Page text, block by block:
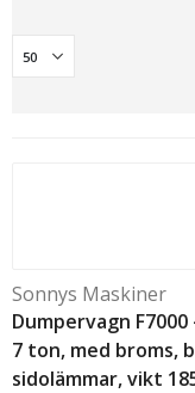
Sonnys Maskiner
Dumpervagn
7 ton, med broms,
sidolämmar, vikt